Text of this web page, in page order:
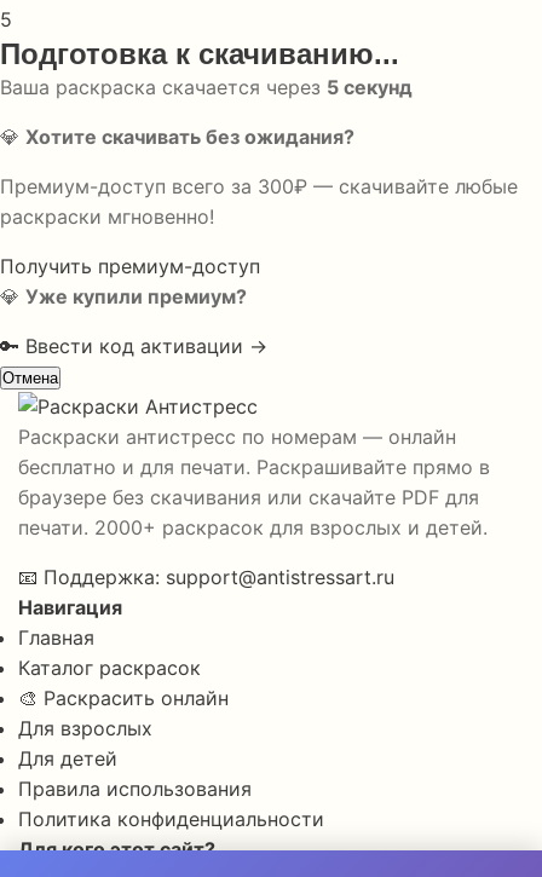
5
Подготовка к скачиванию...
Ваша раскраска скачается через 5 секунд
💎 Хотите скачивать без ожидания?
Премиум-доступ всего за 300₽ — скачивайте любые
раскраски мгновенно!
Получить премиум-доступ
💎 Уже купили премиум?
🔑 Ввести код активации →
Отмена
Раскраски антистресс по номерам — онлайн
бесплатно и для печати. Раскрашивайте прямо в
браузере без скачивания или скачайте PDF для
печати. 2000+ раскрасок для взрослых и детей.
📧 Поддержка: support@antistressart.ru
Навигация
Главная
Каталог раскрасок
🎨 Раскрасить онлайн
Для взрослых
Для детей
Правила использования
Политика конфиденциальности
Для кого этот сайт?